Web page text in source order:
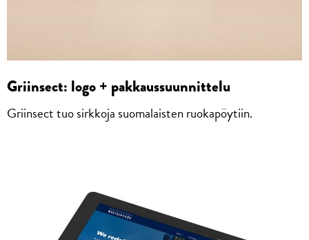
Griinsect: logo + pakkaussuunnittelu
Griinsect tuo sirkkoja suomalaisten ruokapöytiin.